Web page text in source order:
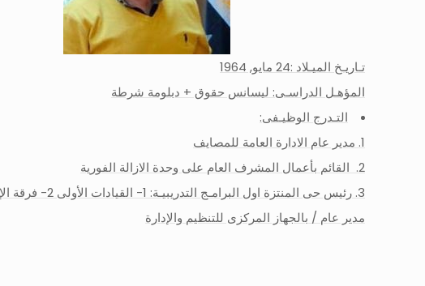
تـاريـخ الميـلاد :24 مايو, 1964
المؤهـل الدراسـى: ليسانس حقوق + دبلومة شرطة
التـدرج الوظيـفى:
مدير عام الادارة العامة للمصايف
القائم بأعمال المشرف العام على وحدة الازالة الفورية
مدير عام / بالجهاز المركزى للتنظيم والإدارة